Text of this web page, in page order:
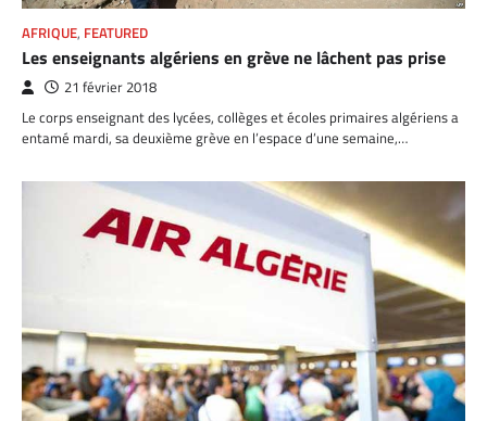
AFRIQUE, FEATURED
Les enseignants algériens en grève ne lâchent pas prise
21 février 2018
Le corps enseignant des lycées, collèges et écoles primaires algériens a
entamé mardi, sa deuxième grève en l’espace d’une semaine,…